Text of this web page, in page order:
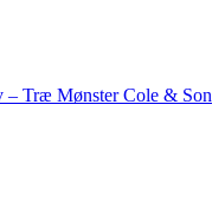
– Træ Mønster Cole & Son